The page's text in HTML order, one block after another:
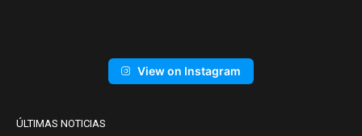
View on Instagram
ÚLTIMAS NOTICIAS